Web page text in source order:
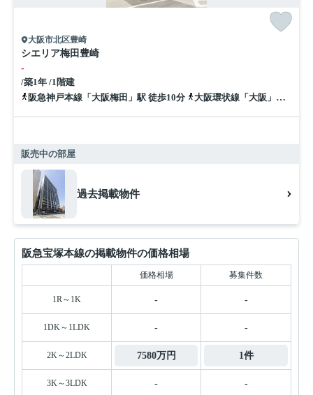
大阪市北区豊崎
シエリア梅田豊崎
-
/築1年 /1階建
阪急神戸本線「大阪梅田」駅 徒歩10分
大阪環状線「大阪」駅 徒歩15分
販売中の部屋
過去掲載物件
阪急宝塚本線の掲載物件の価格相場
価格相場 募集件数
1R～1K - -
1DK～1LDK - -
2K～2LDK 7580万円 1件
3K～3LDK - -